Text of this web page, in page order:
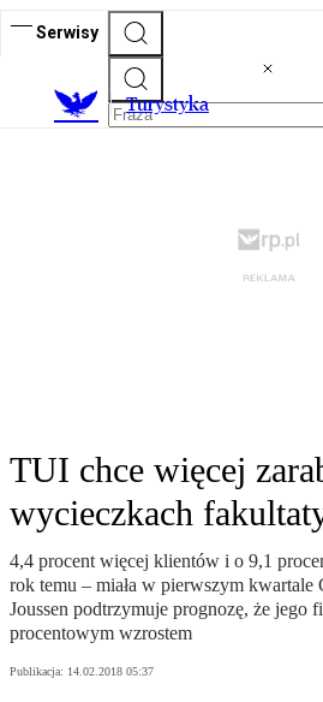
Serwisy
Turystyka
TUI chce więcej
wycieczkach
4,4 procent więcej klientów i o 9,1
rok temu – miała w pierwszym kwartale
Joussen podtrzymuje prognozę, że jego
procentowym wzrostem
Publikacja: 14.02.2018 05:37